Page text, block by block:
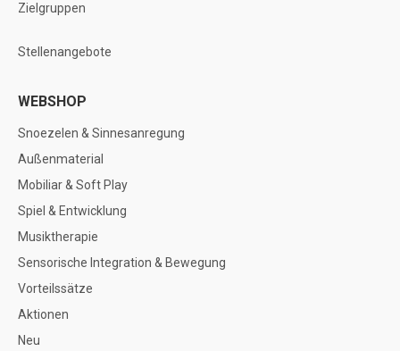
Zielgruppen
Stellenangebote
WEBSHOP
Snoezelen & Sinnesanregung
Außenmaterial
Mobiliar & Soft Play
Spiel & Entwicklung
Musiktherapie
Sensorische Integration & Bewegung
Vorteilssätze
Aktionen
Neu